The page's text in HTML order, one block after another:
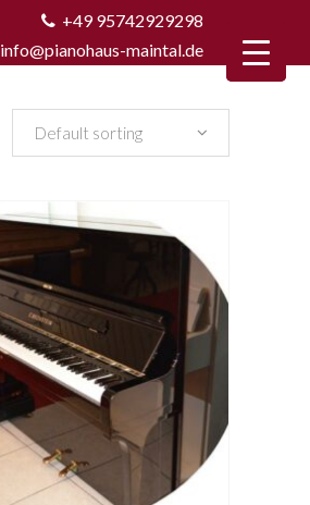
+49 95742929298
info@pianohaus-maintal.de
Default sorting